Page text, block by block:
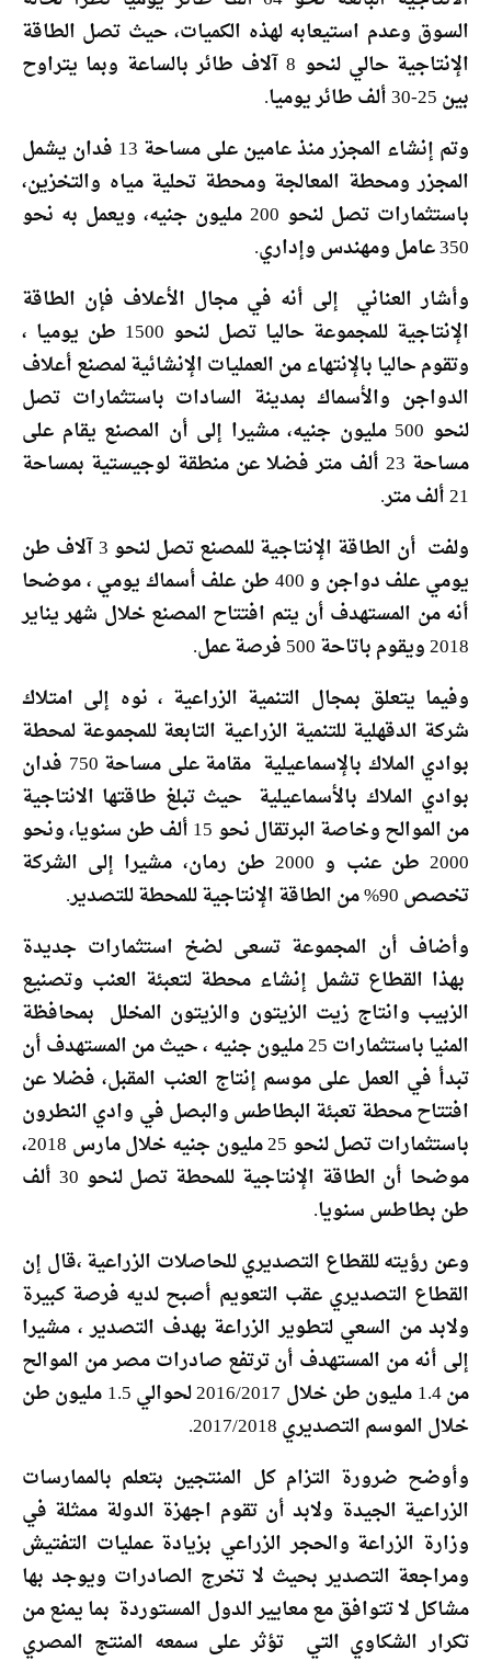
السوق وعدم استيعابه لهذه الكميات، حيث تصل الطاقة
الإنتاجية حالي لنحو 8 آلاف طائر بالساعة وبما يتراوح
بين 25-30 ألف طائر يوميا.
وتم إنشاء المجزر منذ عامين على مساحة 13 فدان يشمل
المجزر ومحطة المعالجة ومحطة تحلية مياه والتخزين،
باستثمارات تصل لنحو 200 مليون جنيه، ويعمل به نحو
350 عامل ومهندس وإداري.
وأشار العناني إلى أنه في مجال الأعلاف فإن الطاقة
الإنتاجية للمجموعة حاليا تصل لنحو 1500 طن يوميا ،
وتقوم حاليا بالإنتهاء من العمليات الإنشائية لمصنع أعلاف
الدواجن والأسماك بمدينة السادات باستثمارات تصل
لنحو 500 مليون جنيه، مشيرا إلى أن المصنع يقام على
مساحة 23 ألف متر فضلا عن منطقة لوجيستية بمساحة
21 ألف متر.
ولفت أن الطاقة الإنتاجية للمصنع تصل لنحو 3 آلاف طن
يومي علف دواجن و 400 طن علف أسماك يومي ، موضحا
أنه من المستهدف أن يتم افتتاح المصنع خلال شهر يناير
2018 ويقوم باتاحة 500 فرصة عمل.
وفيما يتعلق بمجال التنمية الزراعية ، نوه إلى امتلاك
شركة الدقهلية للتنمية الزراعية التابعة للمجموعة لمحطة
بوادي الملاك بالإسماعيلية مقامة على مساحة 750 فدان
بوادي الملاك بالأسماعيلية حيث تبلغ طاقتها الانتاجية
من الموالح وخاصة البرتقال نحو 15 ألف طن سنويا، ونحو
2000 طن عنب و 2000 طن رمان، مشيرا إلى الشركة
تخصص 90% من الطاقة الإنتاجية للمحطة للتصدير.
وأضاف أن المجموعة تسعى لضخ استثمارات جديدة
بهذا القطاع تشمل إنشاء محطة لتعبئة العنب وتصنيع
الزبيب وانتاج زيت الزيتون والزيتون المخلل بمحافظة
المنيا باستثمارات 25 مليون جنيه ، حيث من المستهدف أن
تبدأ في العمل على موسم إنتاج العنب المقبل، فضلا عن
افتتاح محطة تعبئة البطاطس والبصل في وادي النطرون
باستثمارات تصل لنحو 25 مليون جنيه خلال مارس 2018،
موضحا أن الطاقة الإنتاجية للمحطة تصل لنحو 30 ألف
طن بطاطس سنويا.
وعن رؤيته للقطاع التصديري للحاصلات الزراعية ،قال إن
القطاع التصديري عقب التعويم أصبح لديه فرصة كبيرة
ولابد من السعي لتطوير الزراعة بهدف التصدير ، مشيرا
إلى أنه من المستهدف أن ترتفع صادرات مصر من الموالح
من 1.4 مليون طن خلال 2016/2017 لحوالي 1.5 مليون طن
خلال الموسم التصديري 2017/2018.
وأوضح ضرورة التزام كل المنتجين بتعلم بالممارسات
الزراعية الجيدة ولابد أن تقوم اجهزة الدولة ممثلة في
وزارة الزراعة والحجر الزراعي بزيادة عمليات التفتيش
ومراجعة التصدير بحيث لا تخرج الصادرات ويوجد بها
مشاكل لا تتوافق مع معايير الدول المستوردة بما يمنع من
تكرار الشكاوي التي تؤثر على سمعه المنتج المصري